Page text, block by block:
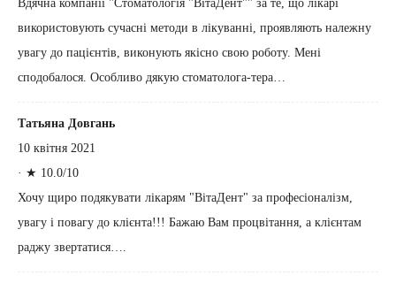
Вдячна компанії "Стоматологія "ВітаДент"" за те, що лiкарi
використовують сучаснi методи в лiкуваннi, проявляють належну
увагу до пацiєнтiв, виконують якiсно свою роботу. Менi
сподобалося. Особливо дякую стоматолога-тера…
Татьяна Довгань
10 квітня 2021
· ★ 10.0/10
Хочу щиро подякувати лікарям "ВітаДент" за професіоналізм,
увагу і повагу до клієнта!!! Бажаю Вам процвітання, а клієнтам
раджу звертатися….